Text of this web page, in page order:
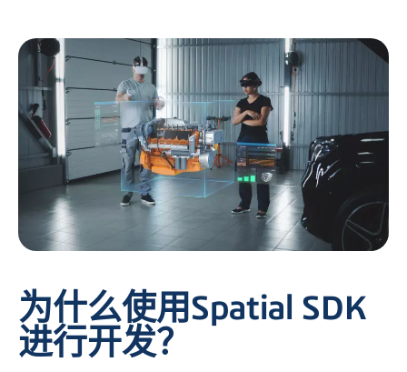
为什么使用Spatial SDK
进行开发？